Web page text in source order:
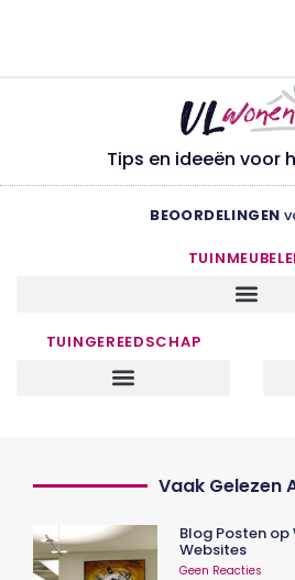
Tips en ideeën voor h
BEOORDELINGEN
TUINGEREEDSCHAP
Vaak Gelezen
Blog Posten
Websites
Geen Reacties